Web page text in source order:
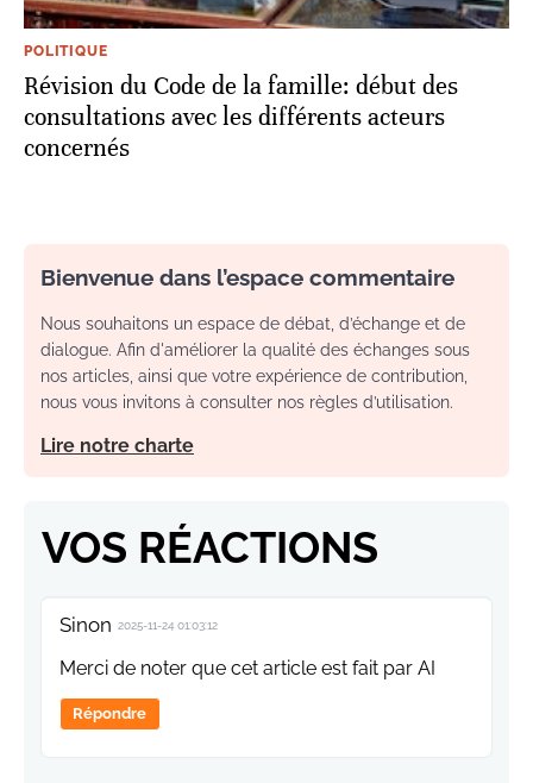
POLITIQUE
Révision du Code de la famille: début des
consultations avec les différents acteurs
concernés
Bienvenue dans l’espace commentaire
Nous souhaitons un espace de débat, d’échange et de
dialogue. Afin d'améliorer la qualité des échanges sous
nos articles, ainsi que votre expérience de contribution,
nous vous invitons à consulter nos règles d’utilisation.
Lire notre charte
VOS RÉACTIONS
Sinon 2025-11-24 01:03:12
Merci de noter que cet article est fait par AI
Répondre